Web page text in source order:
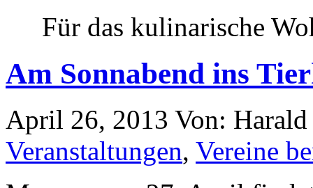
Für das kulinarische
Am Sonnabend ins
April 26, 2013 Von:
Veranstaltungen, Vereine